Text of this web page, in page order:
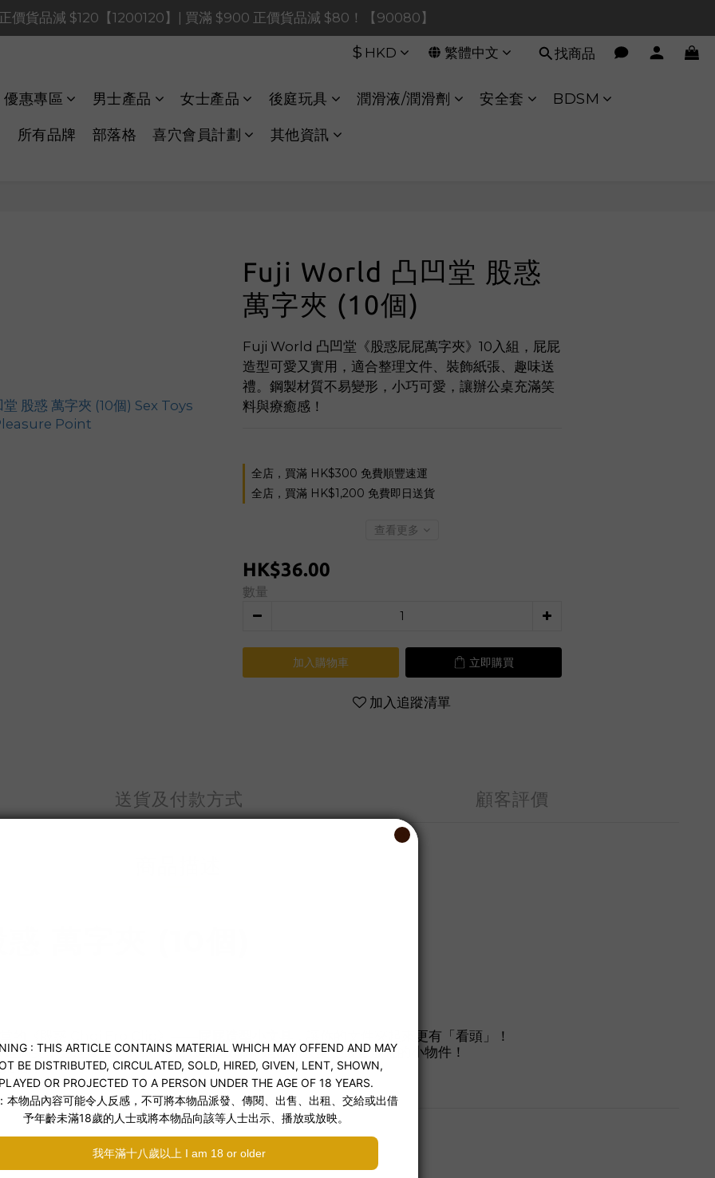
價貨品減 $120【1200120】| 買滿 $900 正價貨品減 $80！【90080】
價貨品減 $120【1200120】| 買滿 $900 正價貨品減 $80！【90080】
正價貨品減 $40【60040】| 買滿 $400 正價貨品減 $20【40020】
Payments FPS將於 2026 年 8 月 9 日（日）凌晨 01:00 至 11:00 暫停交易
價貨品減 $120【1200120】| 買滿 $900 正價貨品減 $80！【90080】
$ HKD 繁體中文 找商品
優惠專區 男士產品 女士產品 後庭玩具 潤滑液/潤滑劑 安全套 BDSM
所有品牌 部落格 喜穴會員計劃 其他資訊
Fuji World 凸凹堂 股惑
萬字夾 (10個)
Fuji World 凸凹堂《股惑屁屁萬字夾》10入組，屁屁
造型可愛又實用，適合整理文件、裝飾紙張、趣味送
禮。鋼製材質不易變形，小巧可愛，讓辦公桌充滿笑
料與療癒感！
全店，買滿 HK$300 免費順豐速運
全店，買滿 HK$1,200 免費即日送貨
查看更多
HK$36.00
數量
加入購物車 立即購買
加入追蹤清單
送貨及付款方式 顧客評價
，讓你的文件夾起來更有「看頭」！
搞笑，更是實用！夾紙不掉、造型吸睛，是你辦公桌上最會放電的小物件！
倍！
位最需要「撫慰」的朋友。